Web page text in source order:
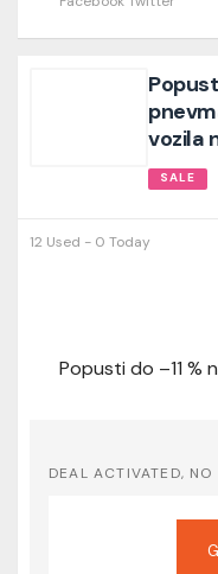
vozila
SALE
12 Used - 0 Today
DEAL ACTIVATED,